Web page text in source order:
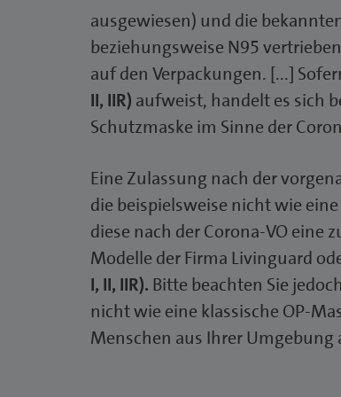
ausgewiesen) und die
beziehungsweise N95
auf den Verpackungen. [...]
II, IIR) aufweist, handelt es sich
Schutzmaske im Sinne der
Eine Zulassung nach der
die beispielsweise nicht wie
diese nach der Corona-VO eine
Modelle der Firma Livinguard
I, II, IIR). Bitte beachten Sie
nicht wie eine klassische OP-
Menschen aus Ihrer